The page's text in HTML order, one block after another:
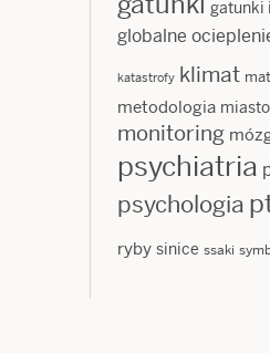
gatunki
globalne
katastrofy klimat
metodologia miasto
monitoring
psychiatria
psychologia
ryby sinice ssaki